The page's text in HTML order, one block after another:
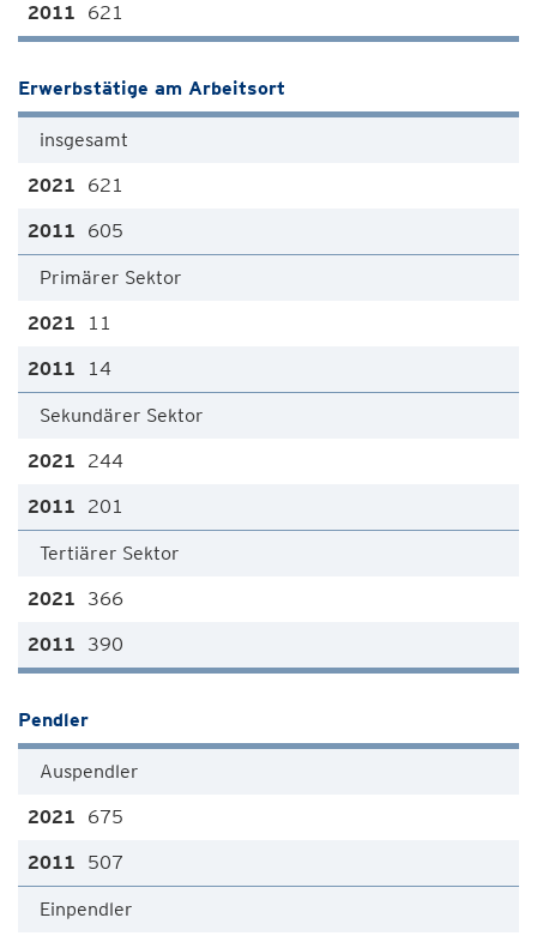
621
Erwerbstätige am Arbeitsort
insgesamt
621
605
Primärer Sektor
11
14
Sekundärer Sektor
244
201
Tertiärer Sektor
366
390
Pendler
Auspendler
675
507
Einpendler